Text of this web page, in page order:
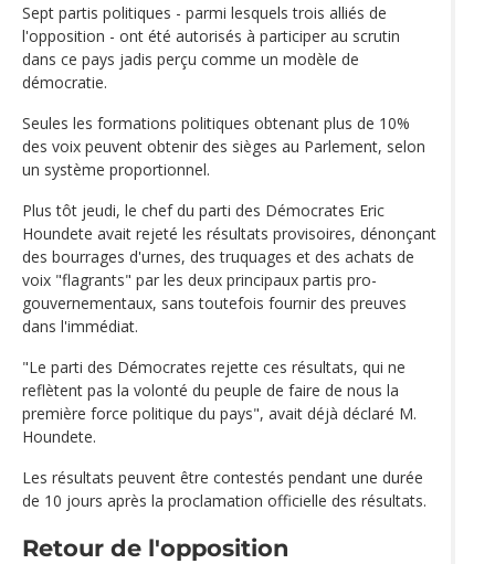
Sept partis politiques - parmi lesquels trois alliés de
l'opposition - ont été autorisés à participer au scrutin
dans ce pays jadis perçu comme un modèle de
démocratie.
Seules les formations politiques obtenant plus de 10%
des voix peuvent obtenir des sièges au Parlement, selon
un système proportionnel.
Plus tôt jeudi, le chef du parti des Démocrates Eric
Houndete avait rejeté les résultats provisoires, dénonçant
des bourrages d'urnes, des truquages et des achats de
voix "flagrants" par les deux principaux partis pro-
gouvernementaux, sans toutefois fournir des preuves
dans l'immédiat.
"Le parti des Démocrates rejette ces résultats, qui ne
reflètent pas la volonté du peuple de faire de nous la
première force politique du pays", avait déjà déclaré M.
Houndete.
Les résultats peuvent être contestés pendant une durée
de 10 jours après la proclamation officielle des résultats.
Retour de l'opposition